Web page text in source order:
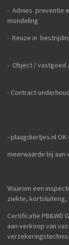
- Advies preventie
mondeling
- Keuze in
- Object /
- Contract
- plaagdiertjes.nl
meerwaarde bij
Waarom een
ziekte, kortsluiteng,
Certificatie PB&WD
aan-verkoop van